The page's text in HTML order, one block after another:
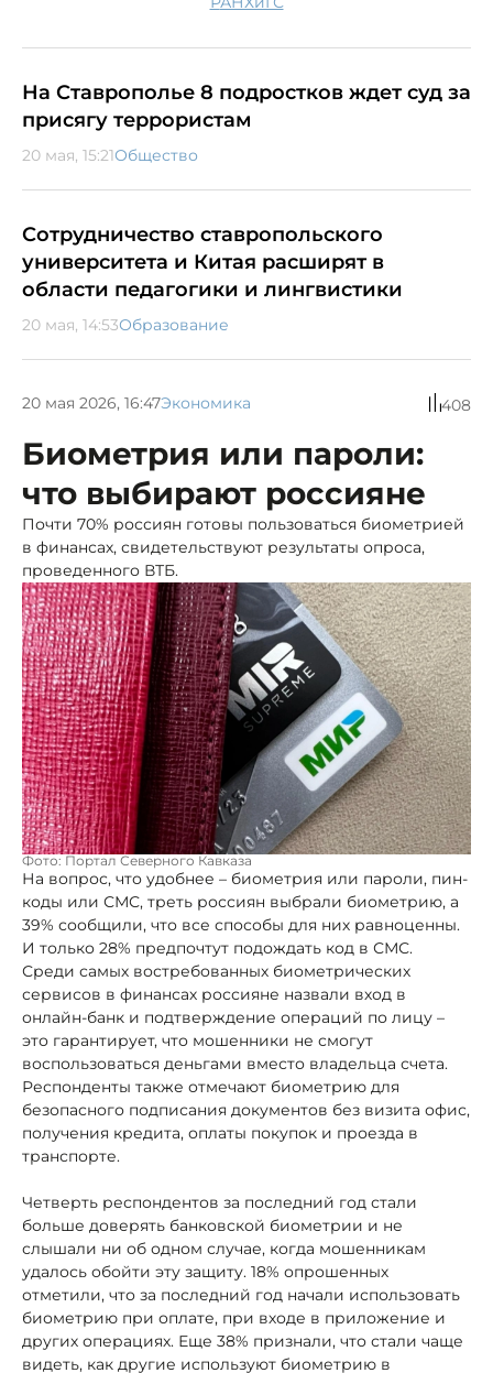
На Ставрополье 8 подростков ждет суд за
присягу террористам
20 мая, 15:21Общество
Сотрудничество ставропольского
университета и Китая расширят в
области педагогики и лингвистики
20 мая, 14:53Образование
20 мая 2026, 16:47Экономика 408
Биометрия или пароли:
что выбирают россияне
Почти 70% россиян готовы пользоваться биометрией
в финансах, свидетельствуют результаты опроса,
проведенного ВТБ.
Фото: Портал Северного Кавказа
На вопрос, что удобнее – биометрия или пароли, пин-
коды или СМС, треть россиян выбрали биометрию, а
39% сообщили, что все способы для них равноценны.
И только 28% предпочтут подождать код в СМС.
Среди самых востребованных биометрических
сервисов в финансах россияне назвали вход в
онлайн-банк и подтверждение операций по лицу –
это гарантирует, что мошенники не смогут
воспользоваться деньгами вместо владельца счета.
Респонденты также отмечают биометрию для
безопасного подписания документов без визита офис,
получения кредита, оплаты покупок и проезда в
транспорте.
Четверть респондентов за последний год стали
больше доверять банковской биометрии и не
слышали ни об одном случае, когда мошенникам
удалось обойти эту защиту. 18% опрошенных
отметили, что за последний год начали использовать
биометрию при оплате, при входе в приложение и
других операциях. Еще 38% признали, что стали чаще
видеть, как другие используют биометрию в